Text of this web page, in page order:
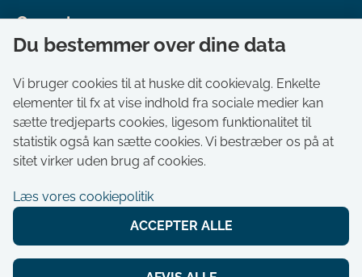
Genveje
Aktuelt
Akut hjælp
Bestil tid i Borgerservice
Ledige stillinger
Du bestemmer over dine data
Vi bruger cookies til at huske dit cookievalg. Enkelte
elementer til fx at vise indhold fra sociale medier kan
sætte tredjeparts cookies, ligesom funktionalitet til
statistik også kan sætte cookies. Vi bestræber os på at
sitet virker uden brug af cookies.
Læs vores cookiepolitik
ACCEPTER ALLE